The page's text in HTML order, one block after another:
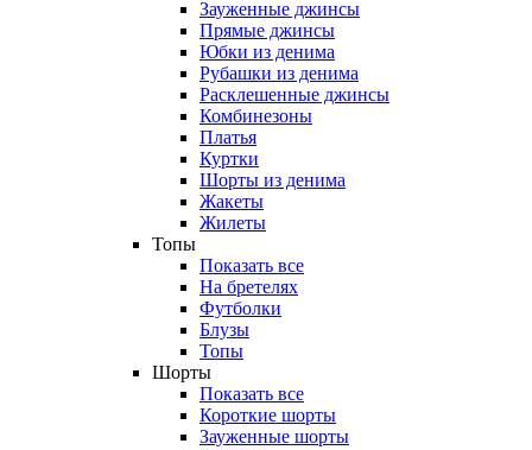
Зауженные джинсы
Прямые джинсы
Юбки из денима
Рубашки из денима
Расклешенные джинсы
Комбинезоны
Платья
Куртки
Шорты из денима
Жакеты
Жилеты
Топы
Показать все
На бретелях
Футболки
Блузы
Топы
Шорты
Показать все
Короткие шорты
Зауженные шорты